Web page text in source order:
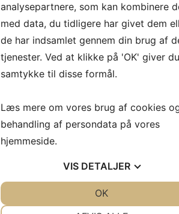
Kurserne kan
forbindelse
målrette
Herudover kan
projekter. For
analysepartnere, som kan kombinere
med data, du tidligere har givet dem
de har indsamlet gennem din brug af
tjenester. Ved at klikke på 'OK' giver du
samtykke til disse formål.
Læs mere om vores brug af cookies
behandling af persondata på vores
hjemmeside.
VIS DETALJER
OK